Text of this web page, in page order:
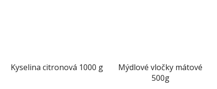
Kyselina citronová 1000 g
Mýdlové vločky mátové
500g